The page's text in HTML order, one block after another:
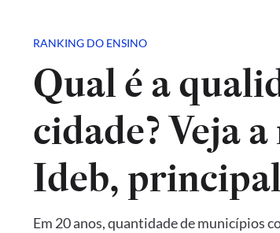
RANKING DO ENSINO
Qual é a
cidade? Veja
Em 20 anos, quantidade de municípios